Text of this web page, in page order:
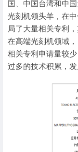
国、中国台湾和中
光刻机领头羊，在
局了大量相关专利
在高端光刻机领域
相关专利申请量较
过多的技术积累，发